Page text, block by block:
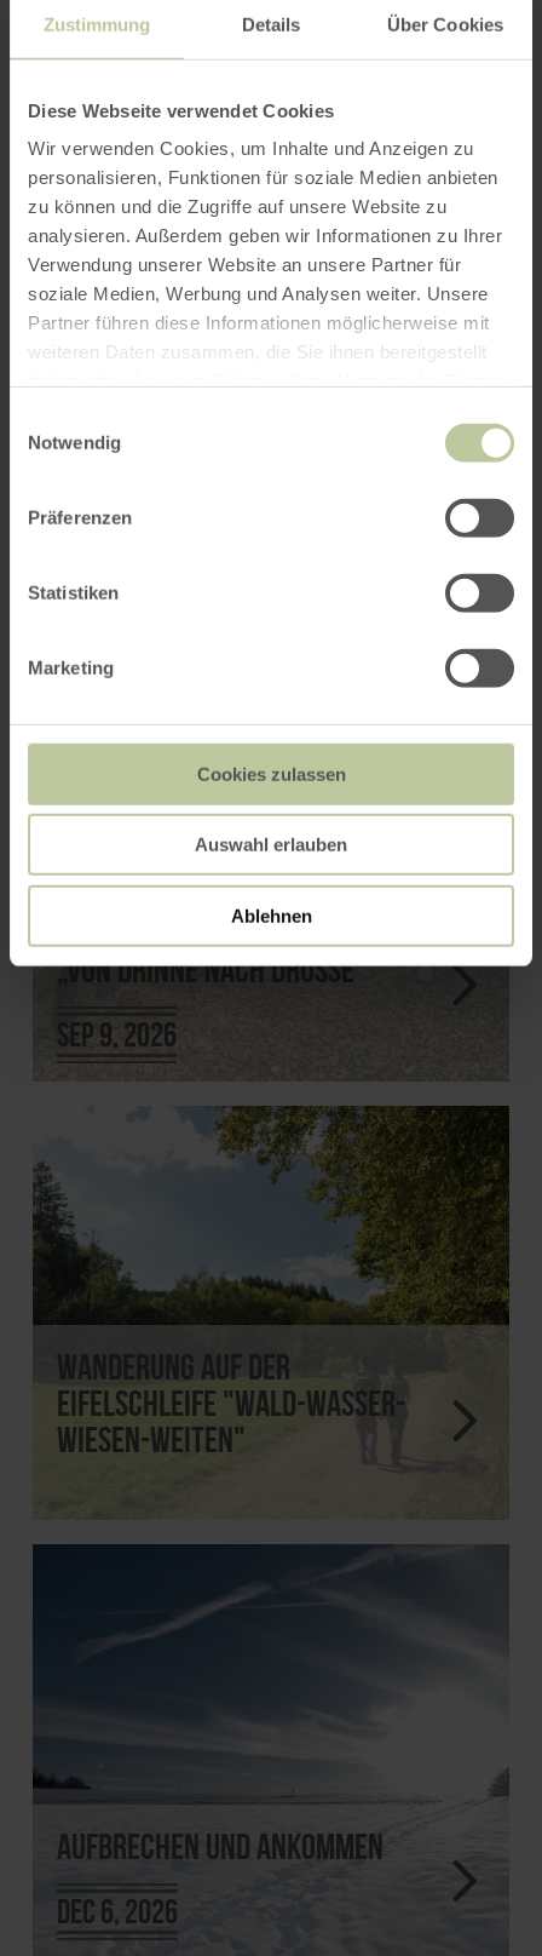
Zustimmung Details Über Cookies
Diese Webseite verwendet Cookies
Wir verwenden Cookies, um Inhalte und Anzeigen zu
personalisieren, Funktionen für soziale Medien anbieten
zu können und die Zugriffe auf unsere Website zu
analysieren. Außerdem geben wir Informationen zu Ihrer
Verwendung unserer Website an unsere Partner für
soziale Medien, Werbung und Analysen weiter. Unsere
Partner führen diese Informationen möglicherweise mit
weiteren Daten zusammen, die Sie ihnen bereitgestellt
Notwendig
Präferenzen
Statistiken
Marketing
Cookies zulassen
Auswahl erlauben
Ablehnen
December 23, 2026
At 13:30
PLAN YOUR JOURNEY
per Google Maps
Get directions from:
More events
Wanderung Eifelschleife
„Vun drinne nach drusse“
Sep 9, 2026
Wanderung auf der
EifelSchleife "Wald-Wasser-
Wiesen-Weiten"
Aufbrechen und ankommen
Dec 6, 2026